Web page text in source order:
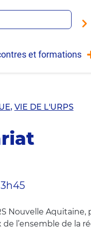
et formations
, VIE DE L'URPS
Nouvelle Aquitaine,
l’ensemble de la